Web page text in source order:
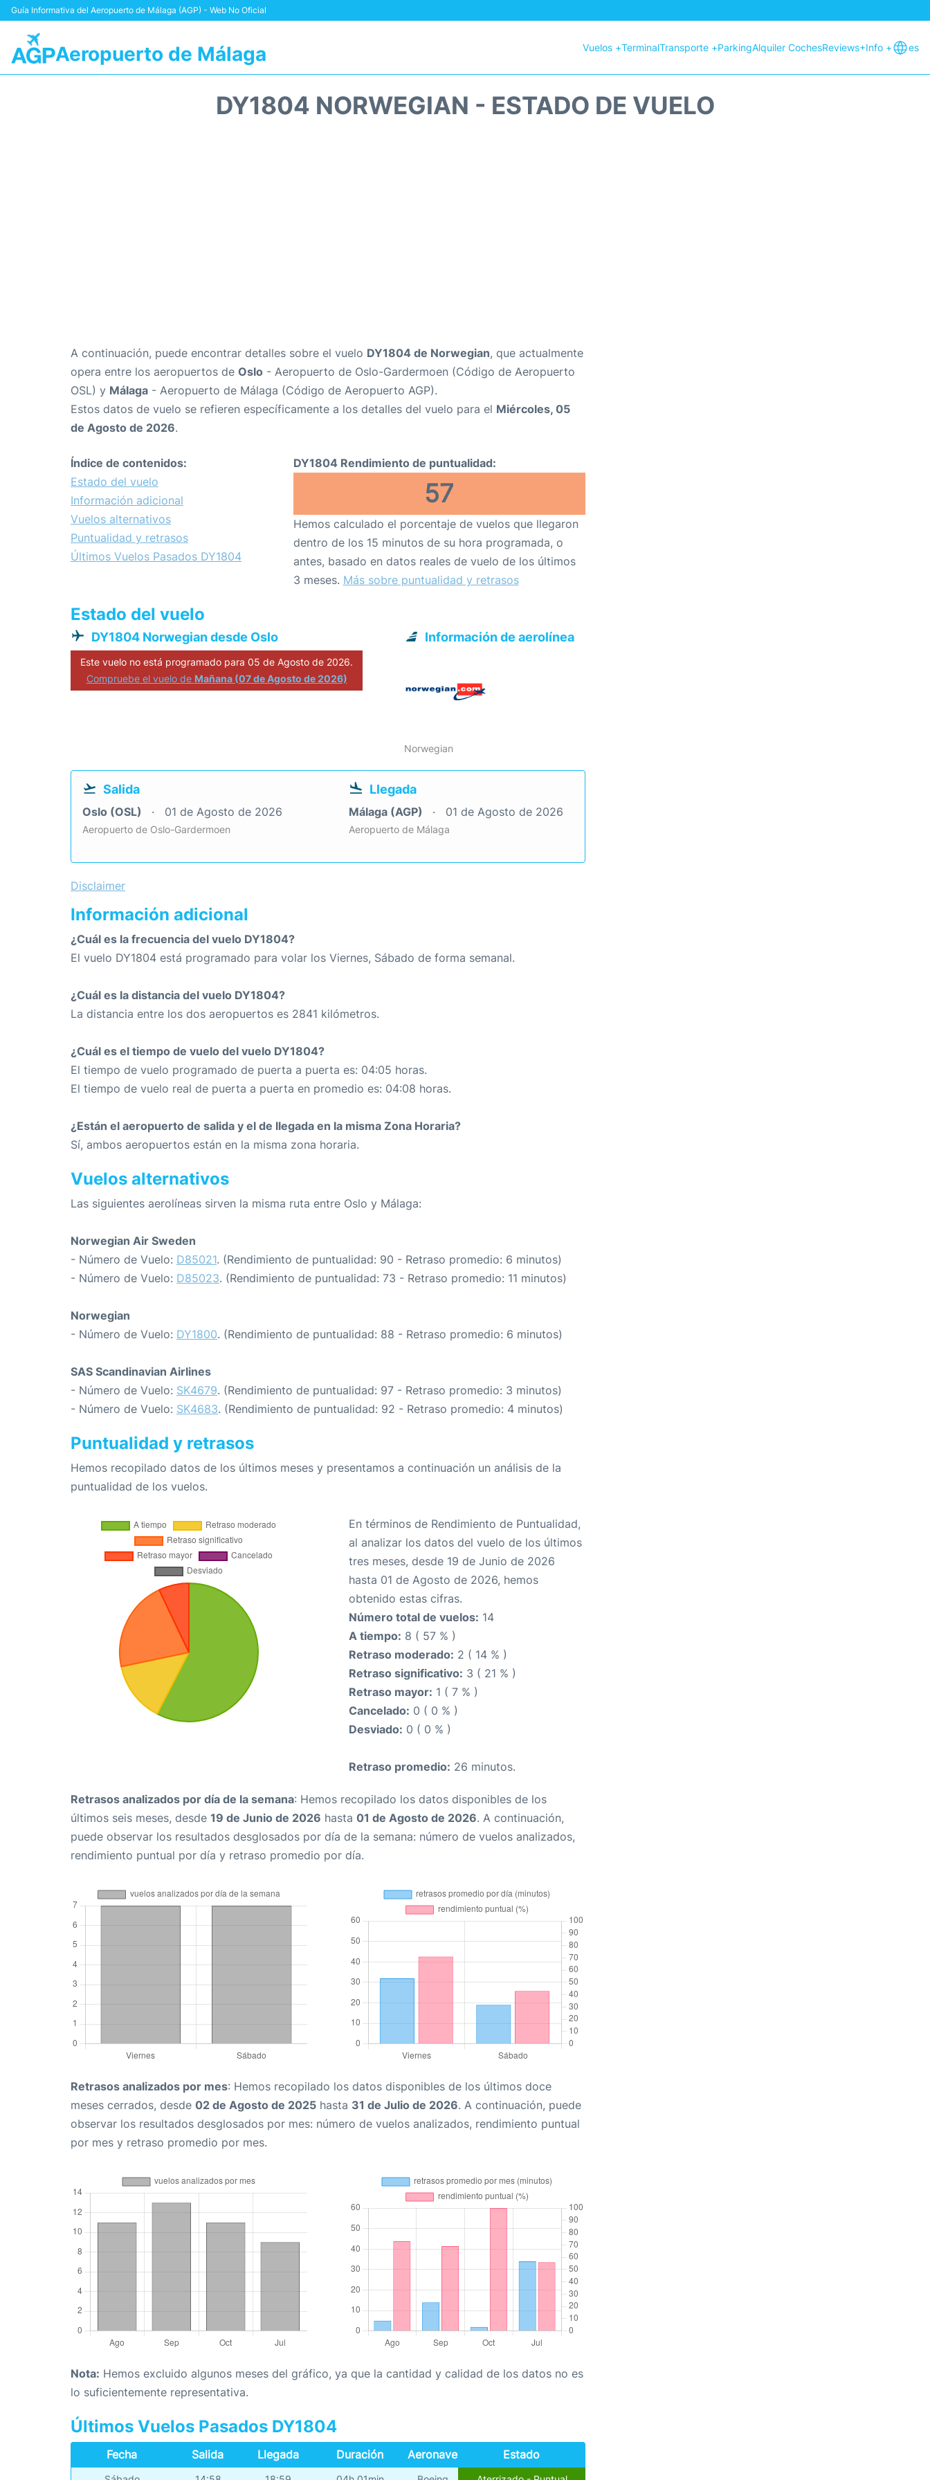
Guía Informativa del Aeropuerto de Málaga (AGP) - Web No Oficial
Aeropuerto de Málaga Vuelos +TerminalTransporte +ParkingAlquiler CochesReviews+Info + es
DY1804 NORWEGIAN - ESTADO DE VUELO
A continuación, puede encontrar detalles sobre el vuelo DY1804 de Norwegian, que actualmente
opera entre los aeropuertos de Oslo - Aeropuerto de Oslo-Gardermoen (Código de Aeropuerto
OSL) y Málaga - Aeropuerto de Málaga (Código de Aeropuerto AGP).
Estos datos de vuelo se refieren específicamente a los detalles del vuelo para el Miércoles, 05
de Agosto de 2026.
Índice de contenidos:
Estado del vuelo
Información adicional
Vuelos alternativos
Puntualidad y retrasos
Últimos Vuelos Pasados DY1804
DY1804 Rendimiento de puntualidad:
57
Hemos calculado el porcentaje de vuelos que llegaron
dentro de los 15 minutos de su hora programada, o
antes, basado en datos reales de vuelo de los últimos
3 meses. Más sobre puntualidad y retrasos
Estado del vuelo
DY1804 Norwegian desde Oslo
Este vuelo no está programado para 05 de Agosto de 2026.
Compruebe el vuelo de Mañana (07 de Agosto de 2026)
Información de aerolínea
Norwegian
Salida
Oslo (OSL) 01 de Agosto de 2026
Aeropuerto de Oslo-Gardermoen
Llegada
Málaga (AGP) 01 de Agosto de 2026
Aeropuerto de Málaga
Disclaimer
Información adicional
¿Cuál es la frecuencia del vuelo DY1804?
El vuelo DY1804 está programado para volar los Viernes, Sábado de forma semanal.
¿Cuál es la distancia del vuelo DY1804?
La distancia entre los dos aeropuertos es 2841 kilómetros.
¿Cuál es el tiempo de vuelo del vuelo DY1804?
El tiempo de vuelo programado de puerta a puerta es: 04:05 horas.
El tiempo de vuelo real de puerta a puerta en promedio es: 04:08 horas.
¿Están el aeropuerto de salida y el de llegada en la misma Zona Horaria?
Sí, ambos aeropuertos están en la misma zona horaria.
Vuelos alternativos
Las siguientes aerolíneas sirven la misma ruta entre Oslo y Málaga:
Norwegian Air Sweden
- Número de Vuelo: D85021. (Rendimiento de puntualidad: 90 - Retraso promedio: 6 minutos)
- Número de Vuelo: D85023. (Rendimiento de puntualidad: 73 - Retraso promedio: 11 minutos)
Norwegian
- Número de Vuelo: DY1800. (Rendimiento de puntualidad: 88 - Retraso promedio: 6 minutos)
SAS Scandinavian Airlines
- Número de Vuelo: SK4679. (Rendimiento de puntualidad: 97 - Retraso promedio: 3 minutos)
- Número de Vuelo: SK4683. (Rendimiento de puntualidad: 92 - Retraso promedio: 4 minutos)
Puntualidad y retrasos
Hemos recopilado datos de los últimos meses y presentamos a continuación un análisis de la
puntualidad de los vuelos.
En términos de Rendimiento de Puntualidad,
al analizar los datos del vuelo de los últimos
tres meses, desde 19 de Junio de 2026
hasta 01 de Agosto de 2026, hemos
obtenido estas cifras.
Número total de vuelos: 14
A tiempo: 8 ( 57 % )
Retraso moderado: 2 ( 14 % )
Retraso significativo: 3 ( 21 % )
Retraso mayor: 1 ( 7 % )
Cancelado: 0 ( 0 % )
Desviado: 0 ( 0 % )
Retraso promedio: 26 minutos.
Retrasos analizados por día de la semana: Hemos recopilado los datos disponibles de los
últimos seis meses, desde 19 de Junio de 2026 hasta 01 de Agosto de 2026. A continuación,
puede observar los resultados desglosados por día de la semana: número de vuelos analizados,
rendimiento puntual por día y retraso promedio por día.
Retrasos analizados por mes: Hemos recopilado los datos disponibles de los últimos doce
meses cerrados, desde 02 de Agosto de 2025 hasta 31 de Julio de 2026. A continuación, puede
observar los resultados desglosados por mes: número de vuelos analizados, rendimiento puntual
por mes y retraso promedio por mes.
Nota: Hemos excluido algunos meses del gráfico, ya que la cantidad y calidad de los datos no es
lo suficientemente representativa.
Últimos Vuelos Pasados DY1804
Fecha Salida Llegada Duración Aeronave Estado